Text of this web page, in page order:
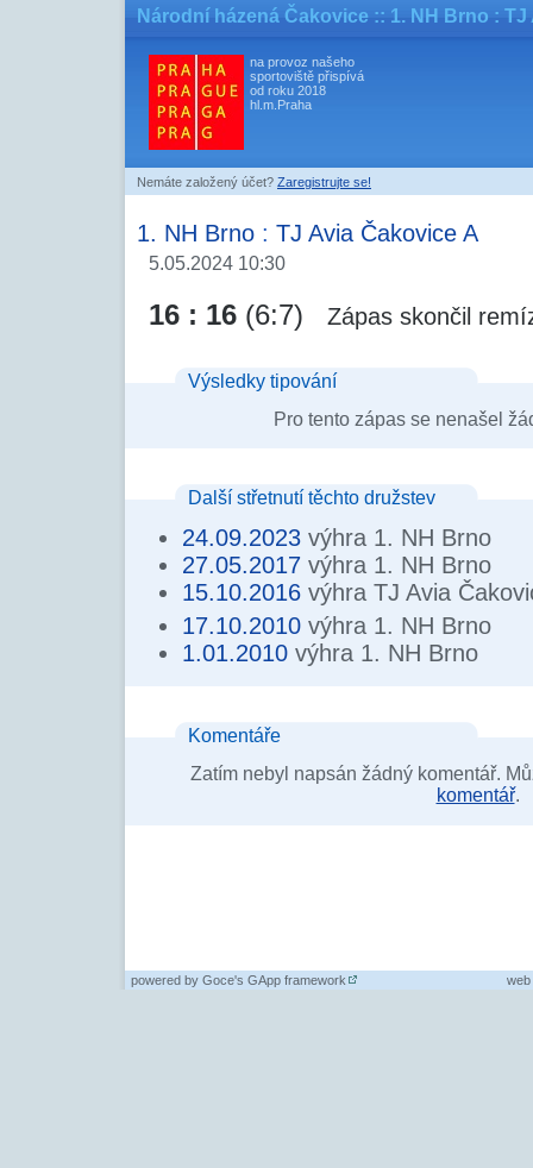
Národní házená Čakovice :: 1. NH Brno :
na provoz našeho
sportoviště přispívá
od roku 2018
hl.m.Praha
Nemáte založený účet? Zaregistrujte se!
1. NH Brno : TJ Avia Čakovice A
5.05.2024 10:30
16 : 16 (6:7) Zápas skončil
Výsledky tipování
Pro tento zápas se nenašel
Další střetnutí těchto družstev
24.09.2023 výhra 1. NH Brno
27.05.2017 výhra 1. NH Brno
15.10.2016 výhra TJ Avia
17.10.2010 výhra 1. NH Brno
1.01.2010 výhra 1. NH Brno
Komentáře
Zatím nebyl napsán žádný komentář.
komentář.
powered by Goce's GApp framework